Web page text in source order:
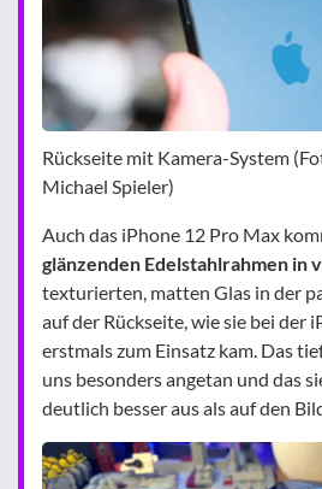
Rückseite mit Kamera-System
Michael Spieler)
Auch das iPhone 12 Pro Max
glänzenden Edelstahlrahmen in
texturierten, matten Glas in der
auf der Rückseite, wie sie bei der
erstmals zum Einsatz kam. Das
uns besonders angetan und das
deutlich besser aus als auf den